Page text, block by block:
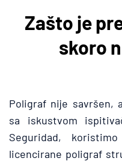
Zašto je
skoro
Poligraf nije savršen,
sa iskustvom
Seguridad,
licencirane poligraf